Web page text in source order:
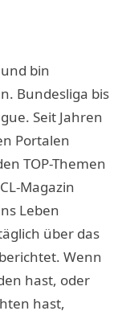
bin
Bundesliga bis
Seit Jahren
Portalen
TOP-Themen
Magazin
Leben
über das
Wenn
hast, oder
hast,